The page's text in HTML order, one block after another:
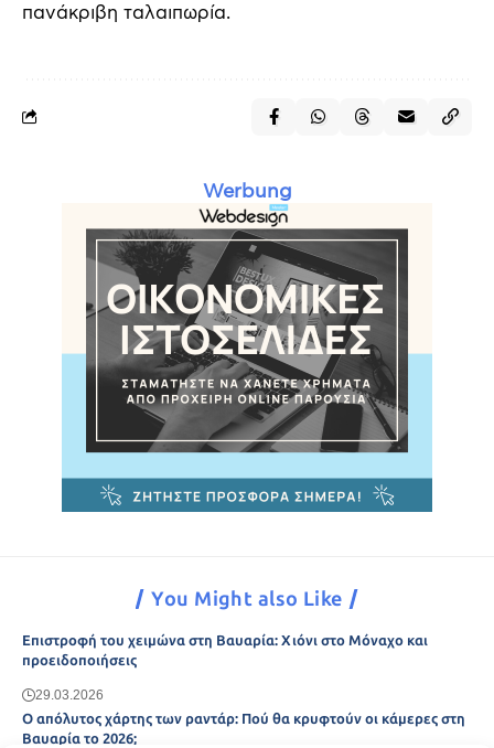
πανάκριβη ταλαιπωρία.
Werbung
You Might also Like
Επιστροφή του χειμώνα στη Βαυαρία: Χιόνι στο Μόναχο και
προειδοποιήσεις
29.03.2026
Ο απόλυτος χάρτης των ραντάρ: Πού θα κρυφτούν οι κάμερες στη
Βαυαρία το 2026;